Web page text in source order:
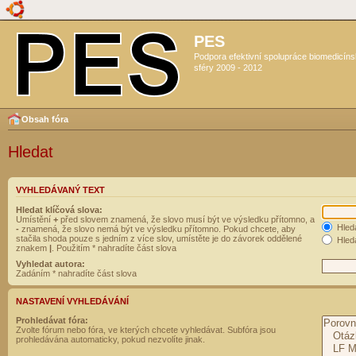
PES
Podpora efektivní spolupráce
sféry 2009 - 2012
Obsah fóra
Hledat
VYHLEDÁVANÝ TEXT
Hledat klíčová slova:
Umístění + před slovem znamená, že slovo musí být ve výsledku přítomno, a
- znamená, že slovo nemá být ve výsledku přítomno. Pokud chcete, aby
stačila shoda pouze s jedním z více slov, umístěte je do závorek oddělené
znakem | . Použitím * nahradíte část slova
Vyhledat autora:
Zadáním * nahradíte část slova
NASTAVENÍ VYHLEDÁVÁNÍ
Prohledávat fóra:
Zvolte fórum nebo fóra, ve kterých chcete vyhledávat. Subfóra jsou
prohledávána automaticky, pokud nezvolíte jinak.